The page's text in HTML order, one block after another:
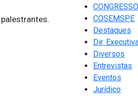
COSEMSPE
Destaques
Dir.
Diversos
Entrevistas
Eventos
Jurídico